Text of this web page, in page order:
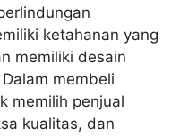
ketahanan yang
memiliki desain
membeli
memilih penjual
kualitas, dan